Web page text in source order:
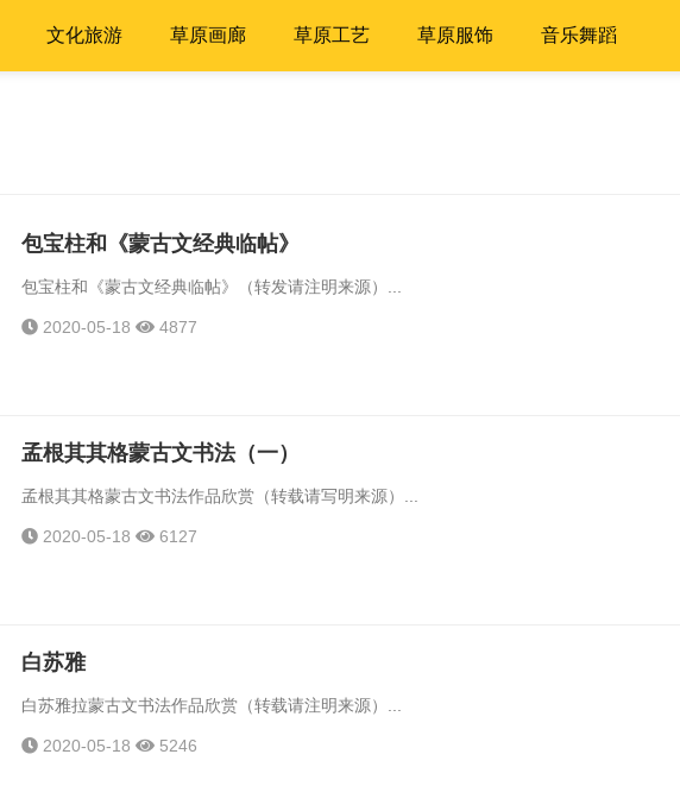
文化旅游 草原画廊 草原工艺 草原服饰 音乐舞蹈
包宝柱和《蒙古文经典临帖》
包宝柱和《蒙古文经典临帖》（转发请注明来源）...
2020-05-18 4877
孟根其其格蒙古文书法（一）
孟根其其格蒙古文书法作品欣赏（转载请写明来源）...
2020-05-18 6127
白苏雅
白苏雅拉蒙古文书法作品欣赏（转载请注明来源）...
2020-05-18 5246